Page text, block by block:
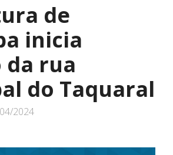
de
inicia
rua
do Taquaral
2024